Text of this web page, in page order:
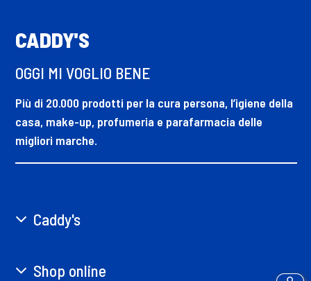
CADDY'S
OGGI MI VOGLIO BENE
Più di 20.000 prodotti per la cura persona, l’igiene della
casa, make-up, profumeria e parafarmacia delle
migliori marche.
Caddy's
Shop online